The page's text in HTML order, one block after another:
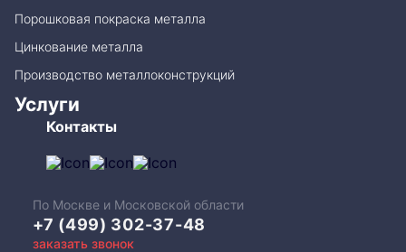
Порошковая покраска металла
Цинкование металла
Производство металлоконструкций
Услуги
Контакты
По Москве и Московской области
+7 (499) 302-37-48
заказать звонок